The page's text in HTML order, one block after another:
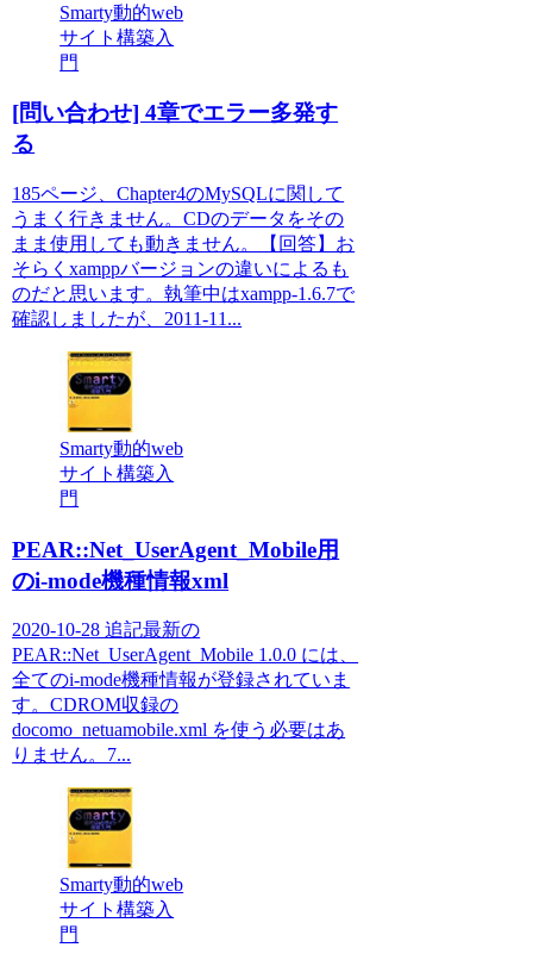
Smarty動的web
サイト構築入
門
[問い合わせ] 4章でエラー多発す
る
185ページ、Chapter4のMySQLに関して
うまく行きません。CDのデータをその
まま使用しても動きません。【回答】お
そらくxamppバージョンの違いによるも
のだと思います。執筆中はxampp-1.6.7で
確認しましたが、2011-11...
Smarty動的web
サイト構築入
門
PEAR::Net_UserAgent_Mobile用
のi-mode機種情報xml
2020-10-28 追記最新の
PEAR::Net_UserAgent_Mobile 1.0.0 には、
全てのi-mode機種情報が登録されていま
す。CDROM収録の
docomo_netuamobile.xml を使う必要はあ
りません。7...
Smarty動的web
サイト構築入
門